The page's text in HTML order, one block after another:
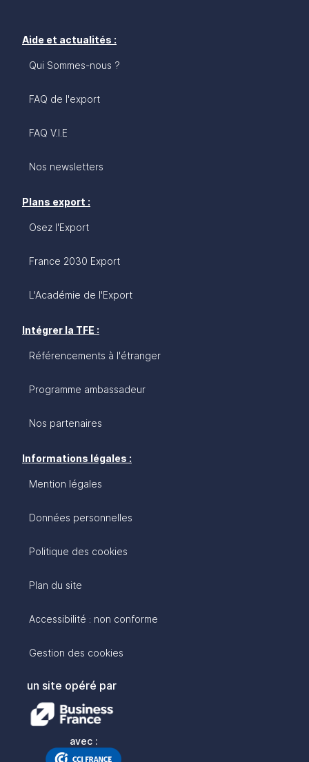
Aide et actualités :
Qui Sommes-nous ?
FAQ de l'export
FAQ V.I.E
Nos newsletters
Plans export :
Osez l'Export
France 2030 Export
L'Académie de l'Export
Intégrer la TFE :
Référencements à l'étranger
Programme ambassadeur
Nos partenaires
Informations légales :
Mention légales
Données personnelles
Politique des cookies
Plan du site
Accessibilité : non conforme
Gestion des cookies
un site opéré par
avec :